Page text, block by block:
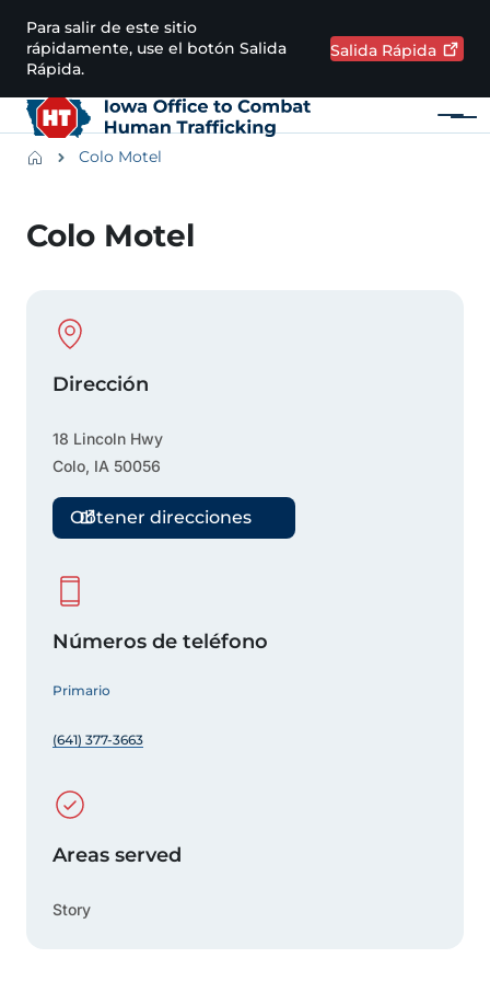
Pasar al contenido principal
Para salir de este sitio
rápidamente, use el botón Salida
Rápida.
Salida Rápida
Menú
Breadcrumbs
Colo Motel
Colo Motel
Physical Location
Dirección
18 Lincoln Hwy
Colo, IA 50056
Obtener direcciones
Números de teléfono
Primario
(641) 377-3663
Areas served
Story